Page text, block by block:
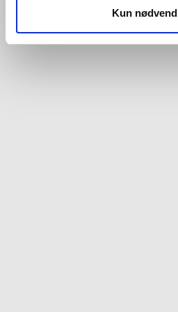
dit samtykke, hvis du måtte
Du kan se mere om, hvordan vi
Kun